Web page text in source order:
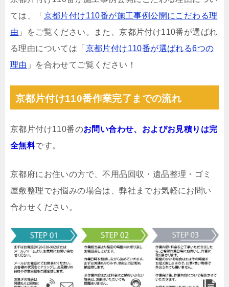
ては、「 京都片付け110番が施工事例公開にこだわる理
由 」をご覧ください。また、京都片付け110番が選ばれ
る理由については「 京都片付け110番が選ばれる6つの
理由 」を合わせてご覧ください！
京都片付け110番作業完了までの流れ
京都片付け110番のお問い合わせ、およびお見積りは完
全無料です。
京都府にお住いの方で、不用品回収・遺品整理・ゴミ
屋敷整理でお悩みの場合は、弊社までお気軽にお問い
合わせください。